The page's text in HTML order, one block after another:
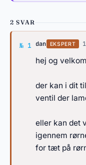
2 SVAR
№ 1 Svar af dan
dan EKSPERT
hej og
der kan i dit
ventil der
eller kan det
igennem
for tæt på